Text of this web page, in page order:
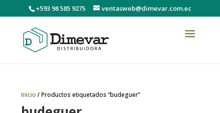
+593 98 585 9275 ventasweb@dimevar.com.ec
Inicio / Productos etiquetados “budeguer”